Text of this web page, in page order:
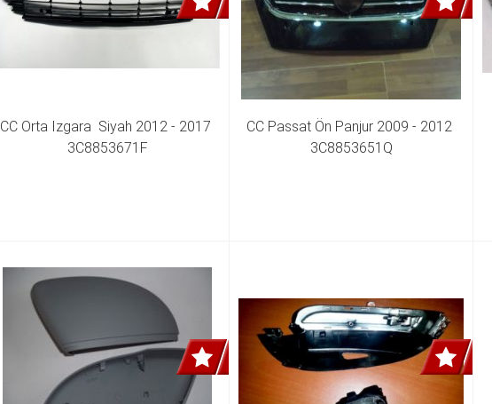
CC Orta Izgara  Siyah 2012 - 2017
3C8853671F
CC Passat Ön Panjur 2009 - 2012
3C8853651Q